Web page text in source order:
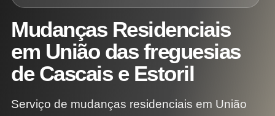
Mudanças Residenciais
em União das freguesias
de Cascais e Estoril
Serviço de mudanças residenciais em União